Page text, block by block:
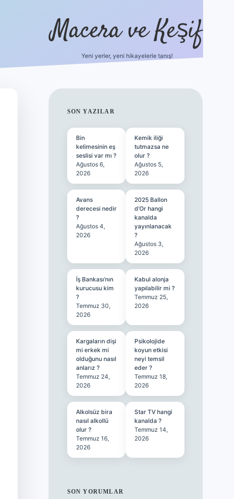
Macera ve Keşif
Yeni yerler, yeni hikayelerle tanış!
SIDEBAR
SON YAZILAR
Bin
kelimesinin eş
seslisi var mı ?
Ağustos 6,
2026
Kemik iliği
tutmazsa ne
olur ?
Ağustos 5,
2026
Avans
derecesi nedir
?
Ağustos 4,
2026
2025 Ballon
d’Or hangi
kanalda
yayınlanacak
?
Ağustos 3,
2026
İş Bankası’nın
kurucusu kim
?
Temmuz 30,
2026
Kabul alonja
yapılabilir mi ?
Temmuz 25,
2026
Kargaların dişi
mi erkek mi
olduğunu nasıl
anlarız ?
Temmuz 24,
2026
Psikolojide
koyun etkisi
neyi temsil
eder ?
Temmuz 18,
2026
Alkolsüz bira
nasıl alkollü
olur ?
Temmuz 16,
2026
Star TV hangi
kanalda ?
Temmuz 14,
2026
SON YORUMLAR